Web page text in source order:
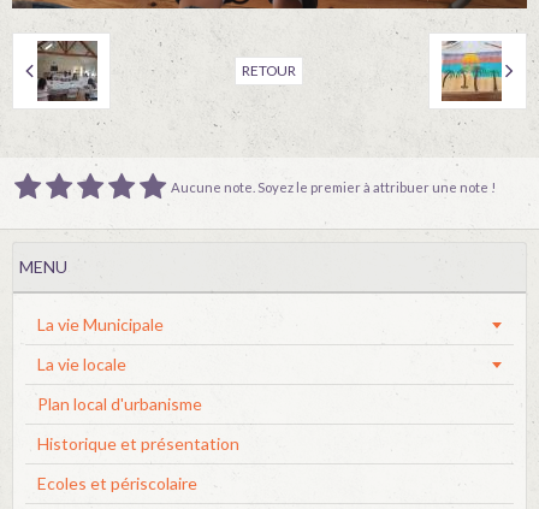
RETOUR
Aucune note. Soyez le premier à attribuer une note !
MENU
La vie Municipale
La vie locale
Plan local d'urbanisme
Historique et présentation
Ecoles et périscolaire